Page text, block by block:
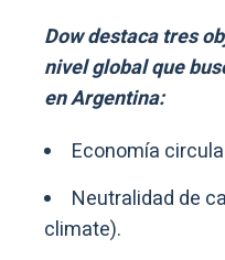
Dow destaca tres
nivel global que
en Argentina:
Economía
Neutralidad de
climate).